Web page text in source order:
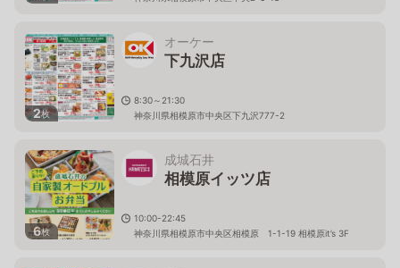
2枚
オーケー
下九沢店
8:30～21:30
神奈川県相模原市中央区下九沢777-2
6枚
成城石井
相模原イッツ店
10:00-22:45
神奈川県相模原市中央区相模原 1-1-19 相模原it’s 3F